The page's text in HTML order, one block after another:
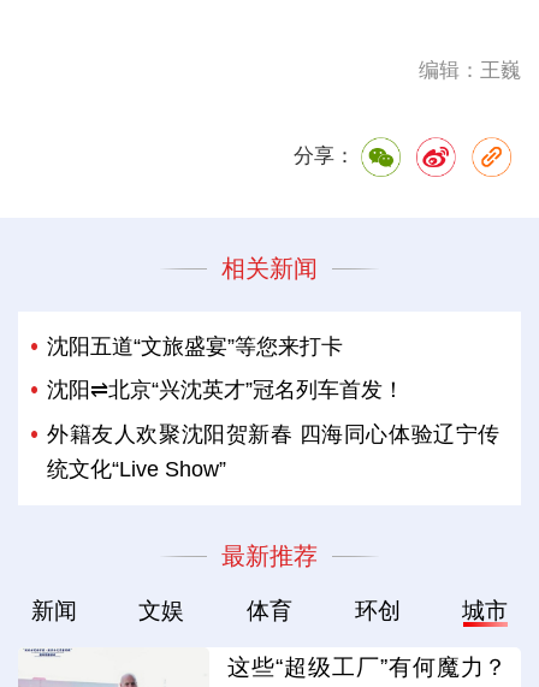
编辑：王巍
分享：
相关新闻
沈阳五道“文旅盛宴”等您来打卡
沈阳⇌北京“兴沈英才”冠名列车首发！
外籍友人欢聚沈阳贺新春 四海同心体验辽宁传
统文化“Live Show”
最新推荐
新闻 文娱 体育 环创 城市
这些“超级工厂”有何魔力？